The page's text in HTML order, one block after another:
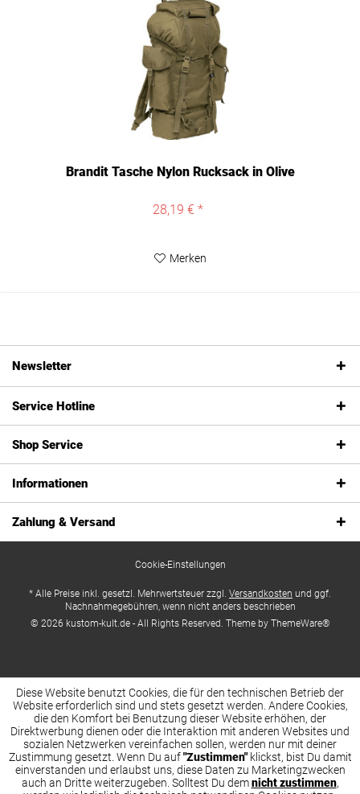
Brandit Tasche Nylon Rucksack in Olive
28,19 € *
Merken
Newsletter
Service Hotline
Shop Service
Informationen
Zahlung & Versand
Cookie-Einstellungen
* Alle Preise inkl. gesetzl. Mehrwertsteuer zzgl. Versandkosten und ggf.
Nachnahmegebühren, wenn nicht anders beschrieben
© 2026 kustom-kult.de - All Rights Reserved. Theme by ThemeWare®
Diese Website benutzt Cookies, die für den technischen Betrieb der
Website erforderlich sind und stets gesetzt werden. Andere Cookies,
die den Komfort bei Benutzung dieser Website erhöhen, der
Direktwerbung dienen oder die Interaktion mit anderen Websites und
sozialen Netzwerken vereinfachen sollen, werden nur mit deiner
Zustimmung gesetzt. Wenn Du auf"Zustimmen"klickst, bist Du damit
einverstanden und erlaubst uns, diese Daten zu Marketingzwecken
auch an Dritte weiterzugeben. Solltest Du demnicht zustimmen,